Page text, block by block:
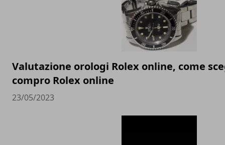
Valutazione orologi Rolex online, come
compro Rolex online
23/05/2023